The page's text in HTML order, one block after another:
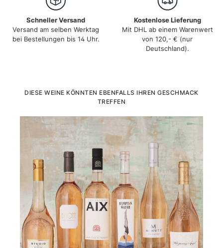
Schneller Versand
Versand am selben Werktag
bei Bestellungen bis 14 Uhr.
Kostenlose Lieferung
Mit DHL ab einem Warenwert
von 120,- € (nur
Deutschland).
Produktgalerie überspringen
DIESE WEINE KÖNNTEN EBENFALLS IHREN GESCHMACK
TREFFEN